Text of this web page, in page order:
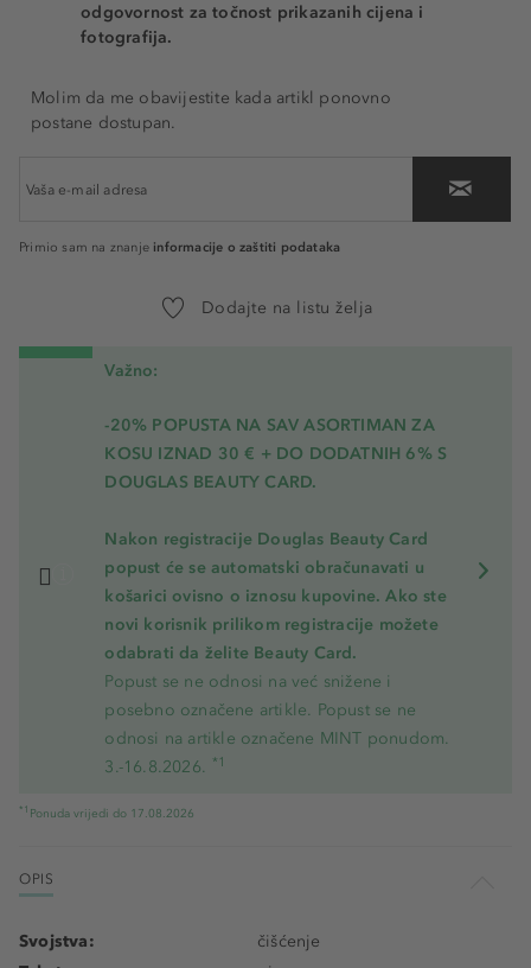
odgovornost za točnost prikazanih cijena i
fotografija.
Molim da me obavijestite kada artikl ponovno
postane dostupan.
Primio sam na znanje informacije o zaštiti podataka
Dodajte na listu želja
Važno:
-20% POPUSTA NA SAV ASORTIMAN ZA
KOSU IZNAD 30 € + DO DODATNIH 6% S
DOUGLAS BEAUTY CARD.
Nakon registracije Douglas Beauty Card
popust će se automatski obračunavati u
košarici ovisno o iznosu kupovine. Ako ste
novi korisnik prilikom registracije možete
odabrati da želite Beauty Card.
Popust se ne odnosi na već snižene i
posebno označene artikle. Popust se ne
odnosi na artikle označene MINT ponudom.
3.-16.8.2026. *1
*1 Ponuda vrijedi do 17.08.2026
OPIS
Svojstva:
čišćenje